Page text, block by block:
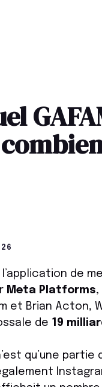
l’application de
Meta Platforms,
et Brian Acton,
de 19
qu’une